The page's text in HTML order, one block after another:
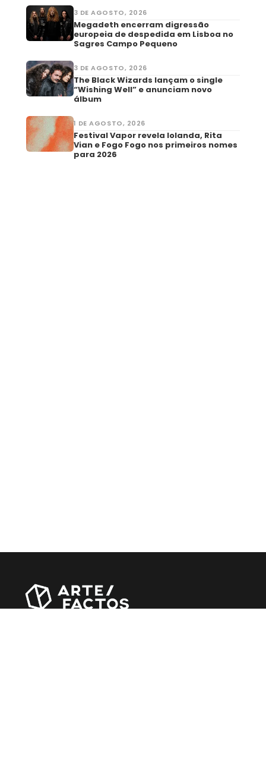
3 DE AGOSTO, 2026
Megadeth encerram digressão
europeia de despedida em Lisboa no
Sagres Campo Pequeno
3 DE AGOSTO, 2026
The Black Wizards lançam o single
“Wishing Well” e anunciam novo
álbum
1 DE AGOSTO, 2026
Festival Vapor revela Iolanda, Rita
Vian e Fogo Fogo nos primeiros nomes
para 2026